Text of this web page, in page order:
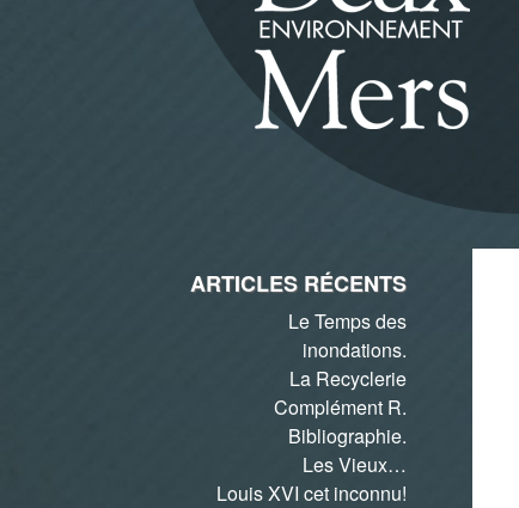
ARTICLES RÉCENTS
Le Temps des
inondations.
La Recyclerie
Complément R.
Bibliographie.
Les Vieux…
Louis XVI cet inconnu!